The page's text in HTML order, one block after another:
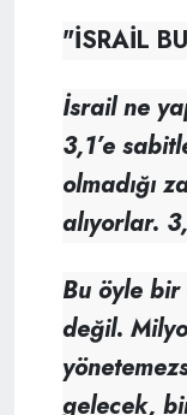
"İSRAİL
İsrail ne
3,1’e
olmadığı
alıyorlar.
Bu öyle
değil.
gelecek,